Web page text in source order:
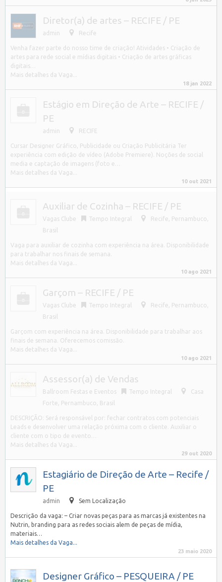
Diretor(a) de artes – RECIFE / PE
admin Recife
Venha fazer parte do nosso time de criação! Atividades • Criação de
artes para rede social e mídias digitais • Criação de artes gráficas
digitais…
Mais detalhes da Vaga...
18 jan 2022
Estágio em Direção de Arte – RECIFE /
PE
admin RECIFE
Cursar Designer Gráfico, Publicidade ou Criação Publicitária Ter
experiência com edição de vídeo (Adobe Premiere). Noções de social
media e captação de imagens (foto e…
Mais detalhes da Vaga...
10 out 2021
Auxiliar de Cozinha – RECIFE / PE
Vagas Clube Tempo Integral Recife
Pernambuco,
Brasil
Vaga para auxiliar de cozinha com experiência na área. Disponibilidade
para trabalhar nos finais de semana.
Mais detalhes da Vaga...
10 ago 2021
Garçom – RECIFE / PE
Vagas Clube Tempo Integral Recife
Pernambuco,
Brasil
Garçom com experiência na área. Disponibilidade para trabalhar aos
finais de semana. Oferecemos comissão.
Mais detalhes da Vaga...
10 ago 2021
Assessor(a) de Vendas
Ballroom Festas e Eventos Tempo Integral
Casa
Forte
Pernambuco, Brasil
DESCRIÇÃO: Será responsável por: fechar contratos com potenciais
Leads e desenvolver uma relação próxima com o cliente. Auxiliar o
cliente com o tipo de evento…
Mais detalhes da Vaga...
29 out 2020
Estagiário de Direção de Arte – Recife /
PE
admin Sem Localização
Descrição da vaga: – Criar novas peças para as marcas já existentes na
Nutrin, branding para as redes sociais alem de peças de mídia,
materiais…
Mais detalhes da Vaga...
23 maio 2020
Designer Gráfico – PESQUEIRA / PE